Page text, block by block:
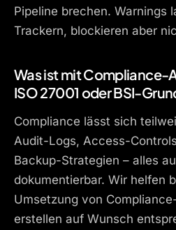
Pipeline brechen. Warnings
Trackern, blockieren aber
Was ist mit Compliance-
ISO 27001 oder BSI-
Compliance lässt sich
Audit-Logs, Access-
Backup-Strategien – alles
dokumentierbar. Wir helfen
Umsetzung von
erstellen auf Wunsch